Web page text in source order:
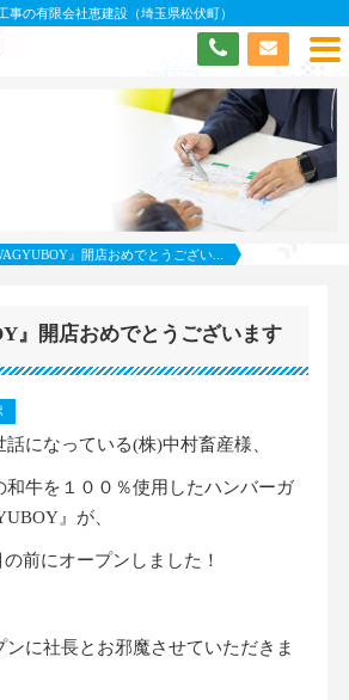
事の有限会社恵建設（埼玉県松伏町）
』開店おめでとうござい...
』開店おめでとうございます
になっている(株)中村畜産様、
和牛を１００％使用したハンバーガ
』が、
前にオープンしました！
ンに社長とお邪魔させていただきま